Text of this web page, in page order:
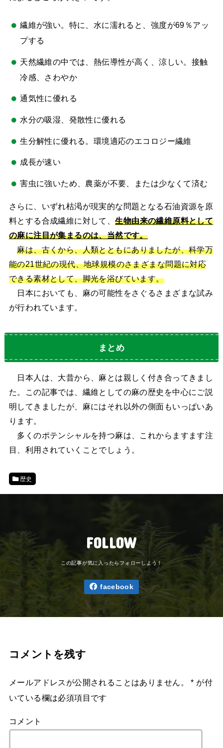
繊維が強い。特に、水に濡れると、強度が69％アッ
プする
天然繊維の中では、熱伝導性が高く、涼しい。接触
冷感、さわやか
通気性に優れる
水分の吸湿、発散性に優れる
生分解性に優れる。環境適応のエコロジー繊維
成長が速い
害虫に強いため、農薬が不要、または少なくて済む
さらに、いずれ枯渇が現実的な問題となる石油資源を原
料とする合成繊維に対して、生物由来の繊維原料として
の麻に注目が集まるのは、当然です。
麻は、古くから、人類とともにありましたが、科学万
能の21世紀の現代、地球規模のさまざまな問題に対応
できる素材として、脚光を浴びています。
日本においても、麻の可能性をさぐるさまざまな試み
が行われています。
まとめ
日本人は、大昔から、麻とは親しく付き合ってきまし
た。この記事では、繊維としての麻の歴史を中心にご説
明してきましたが、麻にはそれ以外の側面もいっぱいあ
ります。
多くのポテンシャルを持つ麻は、これからますます注
目、利用されていくことでしょう。
歴史
FOLLOW
facebook
コメントを残す
メールアドレスが公開されることはありません。 * が付
いている欄は必須項目です
コメント